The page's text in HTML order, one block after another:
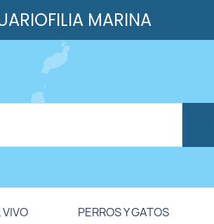
MARINA
PERROS Y GATOS